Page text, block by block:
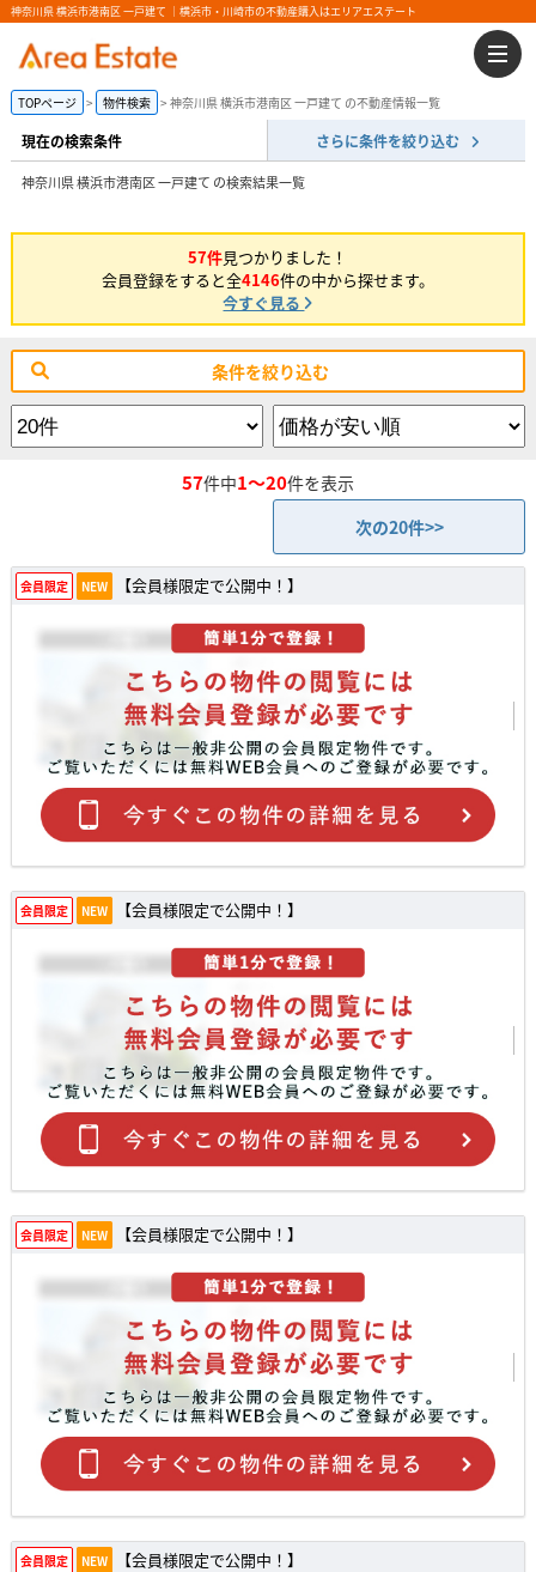
神奈川県 横浜市港南区 一戸建て ｜横浜市・川崎市の不動産購入はエリアエステート
TOPページ 物件検索 神奈川県 横浜市港南区 一戸建て の不動産情報一覧
現在の検索条件 さらに条件を絞り込む
神奈川県 横浜市港南区 一戸建て の検索結果一覧
57件見つかりました！
会員登録をすると全4146件の中から探せます。
今すぐ見る
条件を絞り込む
57件中1～20件を表示
次の20件>>
会員限定 NEW 【会員様限定で公開中！】
会員限定 NEW 【会員様限定で公開中！】
会員限定 NEW 【会員様限定で公開中！】
会員限定 NEW 【会員様限定で公開中！】